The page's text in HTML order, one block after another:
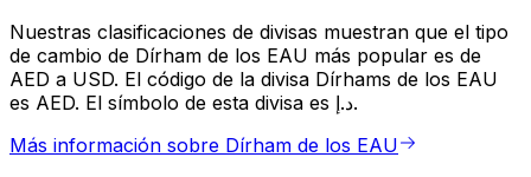
Nuestras clasificaciones de divisas muestran que el tipo
de cambio de Dírham de los EAU más popular es de
AED a USD. El código de la divisa Dírhams de los EAU
es AED. El símbolo de esta divisa es د.إ.
Más información sobre Dírham de los EAU